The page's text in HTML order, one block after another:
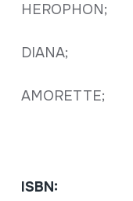
HEROPHON;
DIANA;
AMORETTE;
ISBN: